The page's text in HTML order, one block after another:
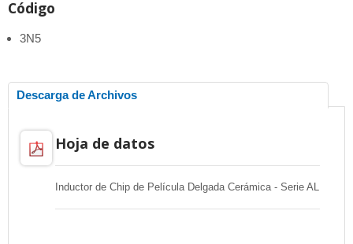
Código
3N5
Descarga de Archivos
Hoja de datos
Inductor de Chip de Película Delgada Cerámica - Serie AL